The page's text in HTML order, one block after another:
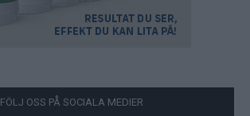
FÖLJ OSS PÅ SOCIALA MEDIER